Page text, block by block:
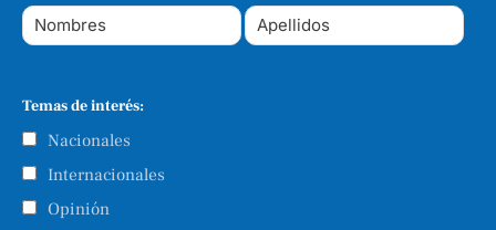
Temas de interés:
Nacionales
Internacionales
Opinión